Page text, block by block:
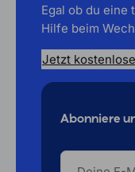
Egal ob du eine
Hilfe beim
Jetzt
Abonniere
DEINE